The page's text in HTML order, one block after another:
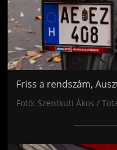
Friss a rendszám,
Fotó: Szentkuti Ákos /